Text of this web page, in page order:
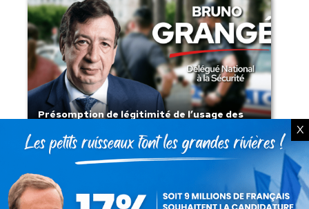
Présomption de légitimité de l’usage des
X